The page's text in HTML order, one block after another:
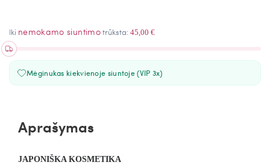
Iki nemokamo siuntimotrūksta: 45,00 €
Mėginukas kiekvienoje siuntoje (VIP 3x)
Aprašymas
JAPONIŠKA KOSMETIKA